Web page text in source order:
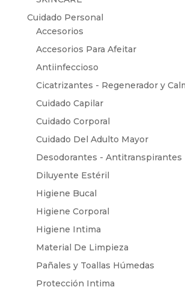
Cuidado Personal
Accesorios
Accesorios Para Afeitar
Antiinfeccioso
Cicatrizantes - Regenerador y
Cuidado Capilar
Cuidado Corporal
Cuidado Del Adulto Mayor
Desodorantes - Antitranspirantes
Diluyente Estéril
Higiene Bucal
Higiene Corporal
Higiene Intima
Material De Limpieza
Pañales y Toallas Húmedas
Protección Intima